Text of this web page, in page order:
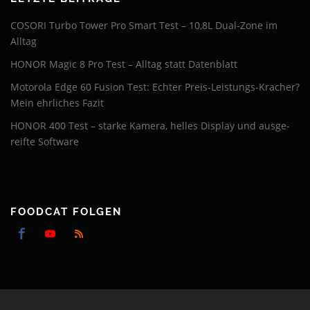
Explorer 3000 v2
solar SportWissen Wohnen zendure
COSORI Turbo Tower Pro Smart Test – 10,8L Dual-Zone im
Alltag
HONOR Magic 8 Pro Test – Alltag statt Datenblatt
Motorola Edge 60 Fusion Test: Echter Preis-Leistungs-Kracher?
Mein ehrliches Fazit
HONOR 400 Test – starke Kamera, helles Display und ausge­
reifte Software
FOODCAT FOLGEN